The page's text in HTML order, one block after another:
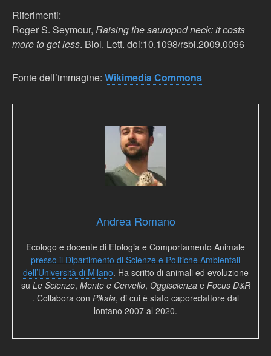
Riferimenti:
Roger S. Seymour, Raising the sauropod neck: it costs
more to get less. Biol. Lett. doi:10.1098/rsbl.2009.0096
Fonte dell’immagine: Wikimedia Commons
Andrea Romano
Ecologo e docente di Etologia e Comportamento Animale
presso il Dipartimento di Scienze e Politiche Ambientali
dell’Università di Milano. Ha scritto di animali ed evoluzione
su Le Scienze, Mente e Cervello, Oggiscienzae Focus D&R
. Collabora con Pikaia, di cui è stato caporedattore dal
lontano 2007 al 2020.